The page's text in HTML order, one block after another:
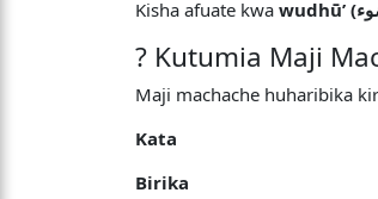
Kisha afuate kwa
? Kutumia Maji
Maji machache huharibika
Kata
Birika